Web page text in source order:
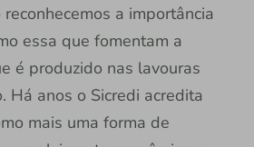
a importância
essa que fomentam a
é produzido nas lavouras
Há anos o Sicredi acredita
mais uma forma de